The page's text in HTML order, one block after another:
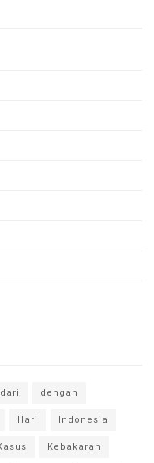
dari
dengan
Hari
Indonesia
Kebakaran